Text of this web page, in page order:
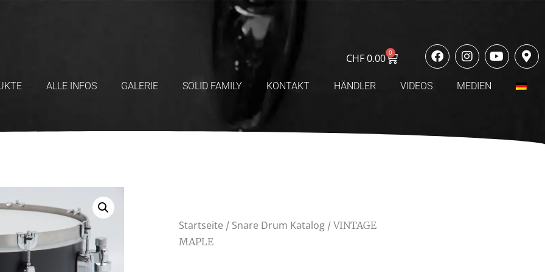
CHF0.00 0
ALLE INFOS GALERIE SOLID FAMILY KONTAKT HÄNDLER VIDEOS MEDIEN
Startseite / Snare Drum Katalog / VINTAGE
MAPLE